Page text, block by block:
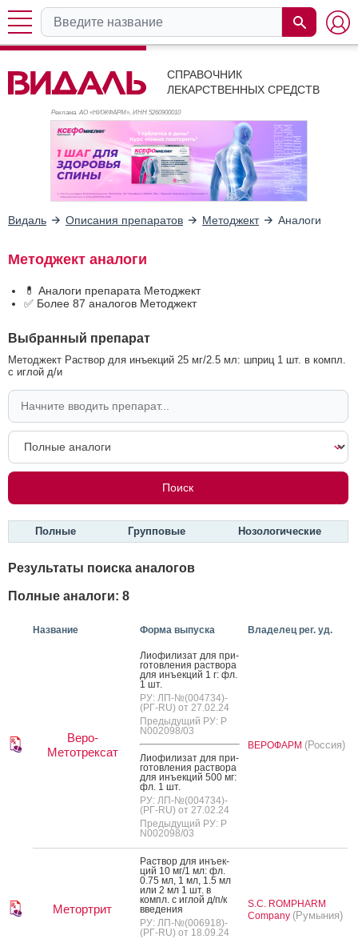
СПРАВОЧНИК
ЛЕКАРСТВЕННЫХ СРЕДСТВ
Реклама. АО «НИЖФАРМ», ИНН 5260900010
Видаль Описания препаратов Методжект Аналоги
Методжект аналоги
💊 Аналоги препарата Методжект
✅ Более 87 аналогов Методжект
Выбранный препарат
Методжект Раствор для инъекций 25 мг/2.5 мл: шприц 1 шт. в компл.
с иглой д/и
Полные Групповые Нозологические
Результаты поиска аналогов
Полные аналоги: 8
Название Форма выпуска Владелец рег. уд.
Веро-
Метотрексат
Ли­офи­лизат для при­
готов­ле­ния рас­тво­ра
для инъ­ек­ций 1 г: фл.
1 шт.
РУ: ЛП-№(004734)-
(РГ-RU) от 27.02.24
Предыдущий РУ: Р
N002098/03
Ли­офи­лизат для при­
готов­ле­ния рас­тво­ра
для инъ­ек­ций 500 мг:
фл. 1 шт.
РУ: ЛП-№(004734)-
(РГ-RU) от 27.02.24
Предыдущий РУ: Р
N002098/03
ВЕРОФАРМ (Россия)
Метортрит
Рас­твор для инъ­ек­
ций 10 мг/1 мл: фл.
0.75 мл, 1 мл, 1.5 мл
или 2 мл 1 шт. в
компл. с иг­лой д/п/к
вве­дения
РУ: ЛП-№(006918)-
(РГ-RU) от 18.09.24
S.C. ROMPHARM
Company (Румыния)